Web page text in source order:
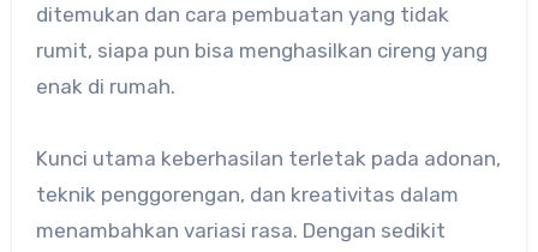
ditemukan dan cara pembuatan yang tidak
rumit, siapa pun bisa menghasilkan cireng yang
enak di rumah.
Kunci utama keberhasilan terletak pada adonan,
teknik penggorengan, dan kreativitas dalam
menambahkan variasi rasa. Dengan sedikit